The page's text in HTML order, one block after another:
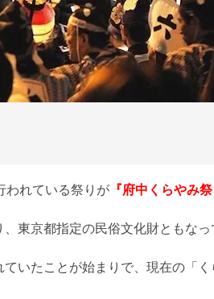
われている祭りが 『府中くらやみ祭
、東京都指定の民俗文化財ともなっ
いたことが始まりで、現在の「